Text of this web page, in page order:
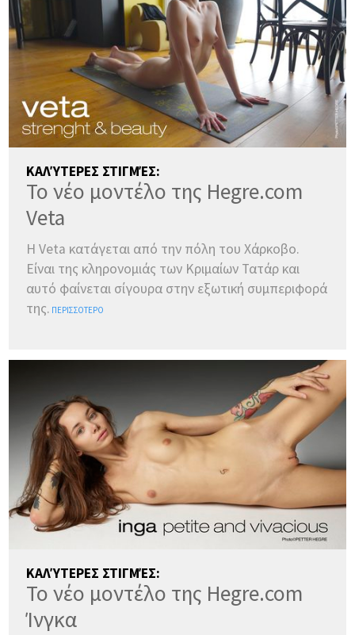
ΚΑΛΎΤΕΡΕΣ ΣΤΙΓΜΈΣ:
Το νέο μοντέλο της Hegre.com
Veta
Η Veta κατάγεται από την πόλη του Χάρκοβο.
Είναι της κληρονομιάς των Κριμαίων Τατάρ και
αυτό φαίνεται σίγουρα στην εξωτική συμπεριφορά
της. ΠΕΡΙΣΣΌΤΕΡΟ
ΚΑΛΎΤΕΡΕΣ ΣΤΙΓΜΈΣ:
Το νέο μοντέλο της Hegre.com
Ίνγκα